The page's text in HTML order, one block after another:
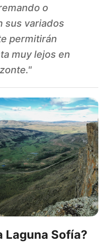
o
sus variados
permitirán
muy lejos en
Laguna Sofía?